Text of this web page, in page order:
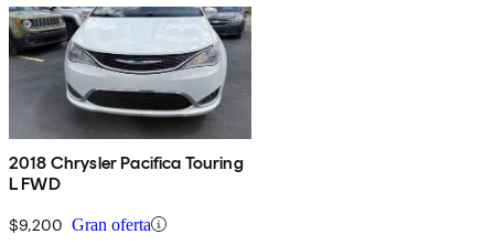
2018 Chrysler Pacifica Touring
L FWD
$9,200 Gran oferta